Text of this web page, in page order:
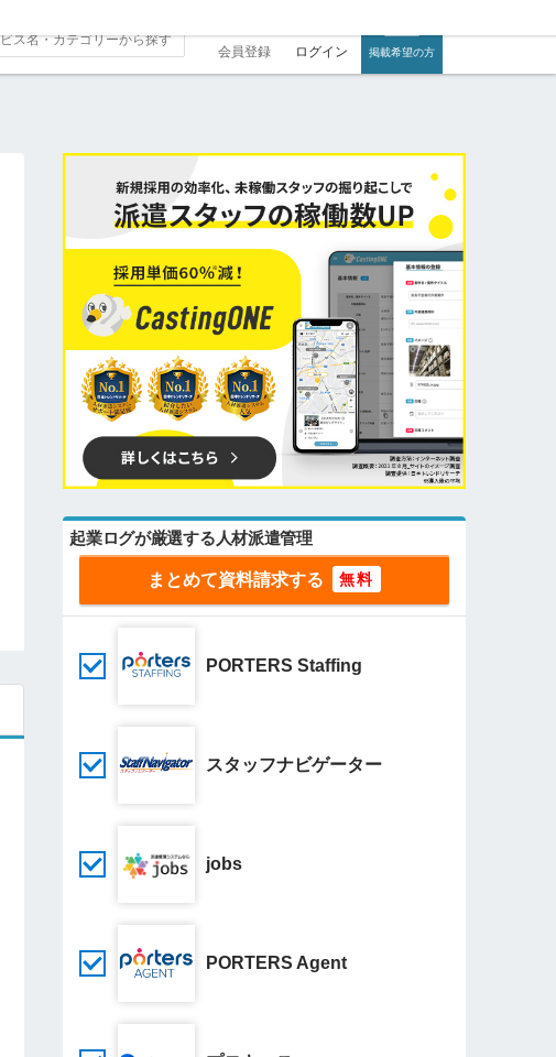
会員登録 ログイン 掲載希望の方
起業ログが厳選する人材派遣管理
まとめて資料請求する
PORTERS Staffing
スタッフナビゲーター
jobs
PORTERS Agent